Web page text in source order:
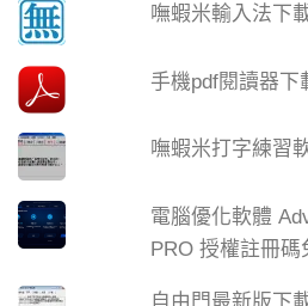
嘸蝦米輸入法下
手機pdf閱讀器下
嘸蝦米打字練習
電腦優化軟體
PRO 授權註冊碼